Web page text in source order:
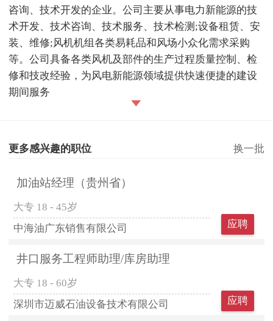
咨询、技术开发的企业。公司主要从事电力新能源的技
术开发、技术咨询、技术服务、技术检测;设备租赁、安
装、维修;风机机组各类易耗品和风场小众化需求采购
等。公司具备各类风机及部件的生产过程质量控制、检
修和技改经验，为风电新能源领域提供快速便捷的建设
期间服务
更多感兴趣的职位 换一批
加油站经理（贵州省）
大专 18 - 45岁
中海油广东销售有限公司
应聘
井口服务工程师助理/库房助理
大专 18 - 60岁
深圳市迈威石油设备技术有限公司
应聘